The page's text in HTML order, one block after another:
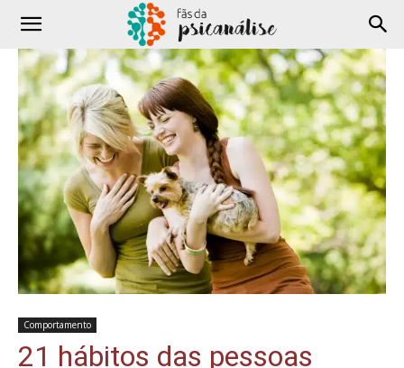
Comportamento
21 hábitos das pessoas